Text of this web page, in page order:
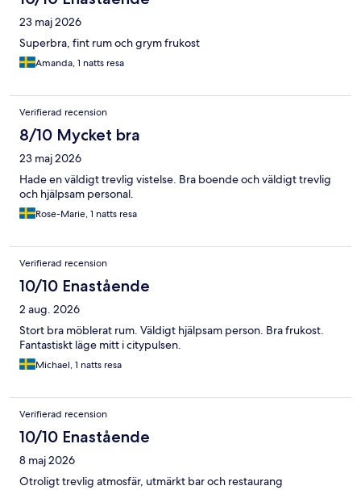
23 maj 2026
Superbra, fint rum och grym frukost
Amanda, 1 natts resa
Verifierad recension
8/10 Mycket bra
23 maj 2026
Hade en väldigt trevlig vistelse. Bra boende och väldigt trevlig
och hjälpsam personal.
Rose-Marie, 1 natts resa
Verifierad recension
10/10 Enastående
2 aug. 2026
Stort bra möblerat rum. Väldigt hjälpsam person. Bra frukost.
Fantastiskt läge mitt i citypulsen.
Michael, 1 natts resa
Verifierad recension
10/10 Enastående
8 maj 2026
Otroligt trevlig atmosfär, utmärkt bar och restaurang